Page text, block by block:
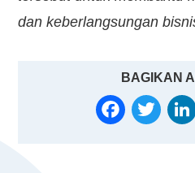
dan keberlangsungan
BAGIKAN
FACEBOOK